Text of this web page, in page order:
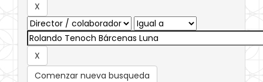
Comenzar nueva busqueda